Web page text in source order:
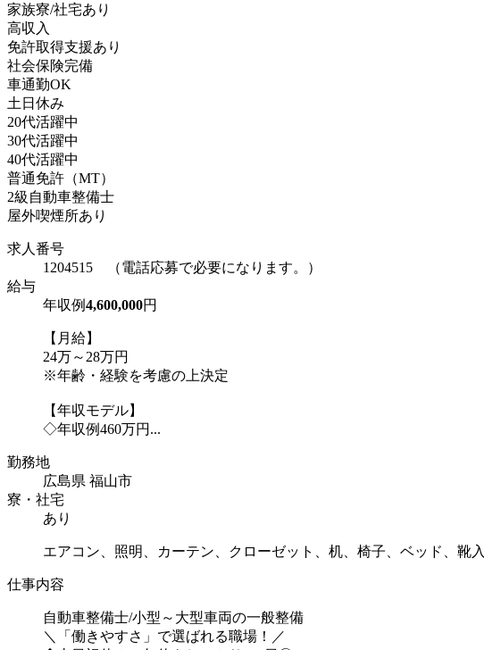
家族寮/社宅あり
高収入
免許取得支援あり
社会保険完備
車通勤OK
土日休み
20代活躍中
30代活躍中
40代活躍中
普通免許（MT）
2級自動車整備士
屋外喫煙所あり
求人番号
1204515 （電話応募で必要になります。）
給与
年収例4,600,000円
【月給】
24万～28万円
※年齢・経験を考慮の上決定
【年収モデル】
◇年収例460万円...
勤務地
広島県 福山市
寮・社宅
あり
エアコン、照明、カーテン、クローゼット、机、椅子、ベッド、靴入
仕事内容
自動車整備士/小型～大型車両の一般整備
＼「働きやすさ」で選ばれる職場！／